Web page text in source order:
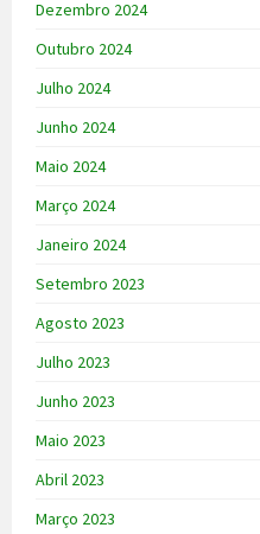
Dezembro 2024
Outubro 2024
Julho 2024
Junho 2024
Maio 2024
Março 2024
Janeiro 2024
Setembro 2023
Agosto 2023
Julho 2023
Junho 2023
Maio 2023
Abril 2023
Março 2023